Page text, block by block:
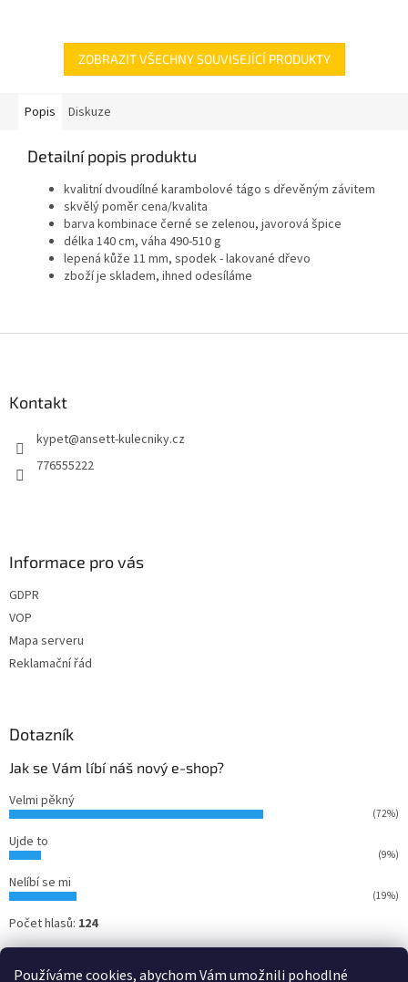
Používáme cookies, abychom Vám umožnili pohodlné
ZOBRAZIT VŠECHNY SOUVISEJÍCÍ PRODUKTY
Popis Diskuze
Detailní popis produktu
kvalitní dvoudílné karambolové tágo s dřevěným závitem
skvělý poměr cena/kvalita
barva kombinace černé se zelenou, javorová špice
délka 140 cm, váha 490-510 g
lepená kůže 11 mm, spodek - lakované dřevo
zboží je skladem, ihned odesíláme
Kontakt
kypet@ansett-kulecniky.cz
776555222
Informace pro vás
GDPR
VOP
Mapa serveru
Reklamační řád
Dotazník
Jak se Vám líbí náš nový e-shop?
Velmi pěkný
(72%)
Ujde to
(9%)
Nelíbí se mi
(19%)
Počet hlasů: 124